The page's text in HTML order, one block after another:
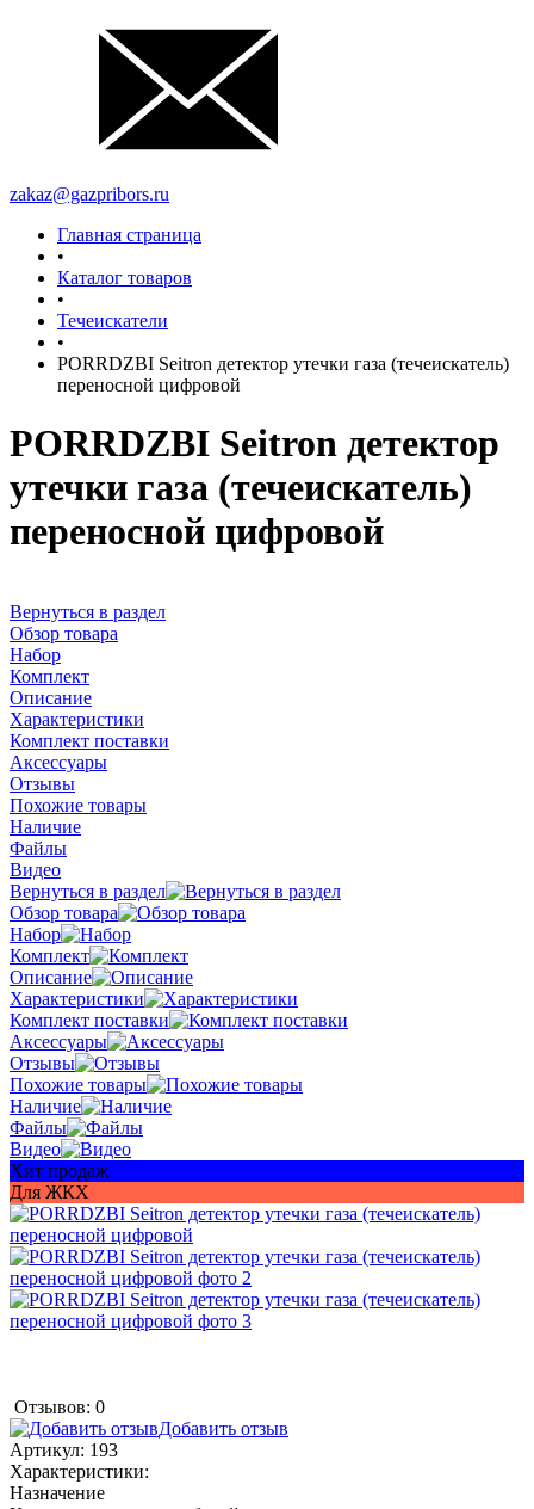
zakaz@gazpribors.ru
Главная страница
•
Каталог товаров
•
Течеискатели
•
PORRDZBI Seitron детектор утечки газа (течеискатель)
переносной цифровой
PORRDZBI Seitron детектор
утечки газа (течеискатель)
переносной цифровой
Вернуться в раздел
Обзор товара
Набор
Комплект
Описание
Характеристики
Комплект поставки
Аксессуары
Отзывы
Похожие товары
Наличие
Файлы
Видео
Вернуться в раздел
Обзор товара
Набор
Комплект
Описание
Характеристики
Комплект поставки
Аксессуары
Отзывы
Похожие товары
Наличие
Файлы
Видео
Хит продаж
Для ЖКХ
Отзывов: 0
Добавить отзыв
Артикул: 193
Характеристики:
Назначение